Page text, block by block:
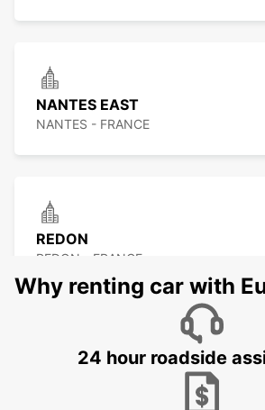
NANTES EAST
NANTES - FRANCE
REDON
REDON - FRANCE
Why renting car with
24 hour roadside